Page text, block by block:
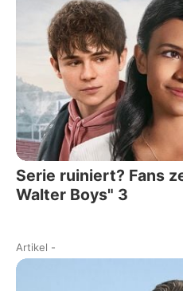
Serie ruiniert? Fans
Walter Boys" 3
Artikel -